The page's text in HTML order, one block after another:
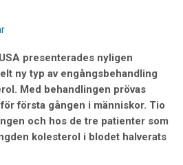
presenterades nyligen
ny typ av engångsbehandling
Med behandlingen prövas
för första gången i människor. Tio
och hos de tre patienter som
kolesterol i blodet halverats